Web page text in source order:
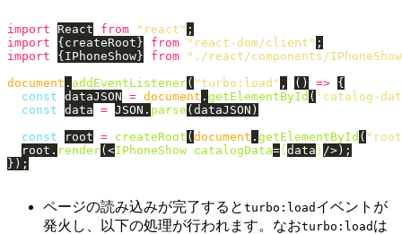
import React from " react " ;
import
{createRoot} from " react-dom/client " ;
import
{IPhoneShow} from " ./react/components/IPhoneShow
document . addEventListener( "turbo:load " , () => {
const dataJSON = document . getElementById ( ' catalog-
const data = JSON . parse (dataJSON )
const
root = createRoot (document . getElementById ( " root
root . render(<IPhoneShow catalogData={data} />);
});
ページの読み込みが完了すると turbo:load イベントが
発火し、以下の処理が行われます。なおturbo:load は